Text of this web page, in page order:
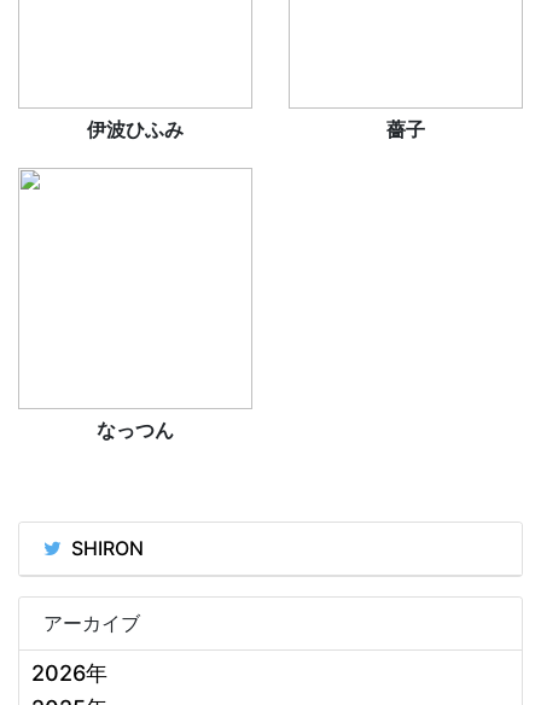
伊波ひふみ 薔子
なっつん
SHIRON
アーカイブ
2026年